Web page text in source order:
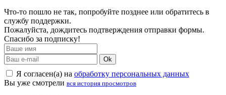
Что-то пошло не так, попробуйте позднее или обратитесь в
службу поддержки.
Пожалуйста, дождитесь подтверждения отправки формы.
Спасибо за подписку!
Ok
Я согласен(а) на обработку персональных данных
Вы уже смотрели вся история просмотров